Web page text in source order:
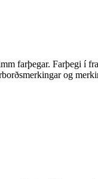
farþegar. Farþegi í
og